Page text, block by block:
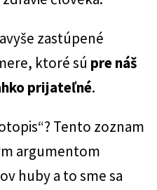
zastúpené
ktoré sú pre náš
prijateľné.
Tento zoznam
argumentom
huby a to sme sa